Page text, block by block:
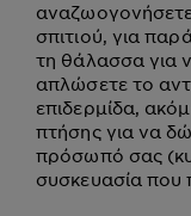
σπιτιού, για
τη θάλασσα για
απλώσετε το
επιδερμίδα,
πτήσης για να
πρόσωπό σας
συσκευασία που